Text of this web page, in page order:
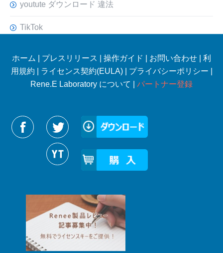
youtute ダウンロード 違法
TikTok
ホーム プレスリリース 操作ガイド お問い合わせ
利
用規約
ライセンス契約(EULA)| プライバシーポリシー
Rene.E Laboratory について | パートナー登録
Reneelabをフォローする